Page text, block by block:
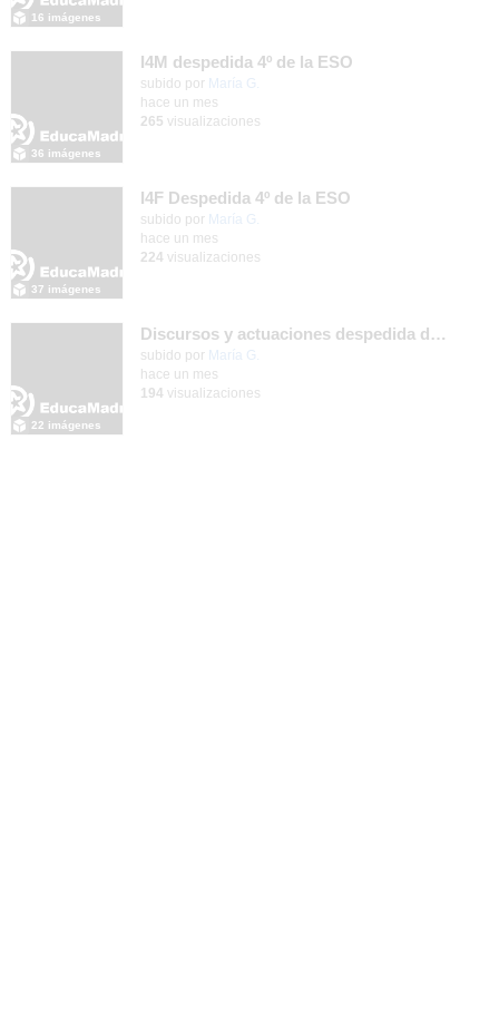
16 imágenes
I4M despedida 4º de la ESO
subido por María G.
36 imágenes
hace un mes
265 visualizaciones
I4F Despedida 4º de la ESO
subido por María G.
37 imágenes
hace un mes
224 visualizaciones
Discursos y actuaciones despedida de 4º
Contenido educativo.
subido por María G.
22 imágenes
hace un mes
194 visualizaciones